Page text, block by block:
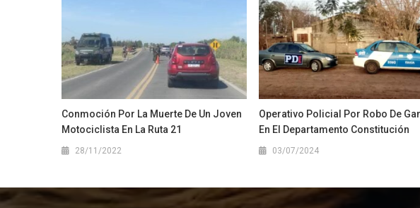
Conmoción Por La Muerte De Un Joven
Motociclista En La Ruta 21
28/11/2022
Operativo Policial Por Robo De
En El Departamento Constitución
03/07/2024